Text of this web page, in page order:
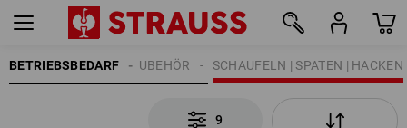
BETRIEBSBEDARF SCHAUFELN | SPATEN | HACKEN
BAUZUBEHÖR
9